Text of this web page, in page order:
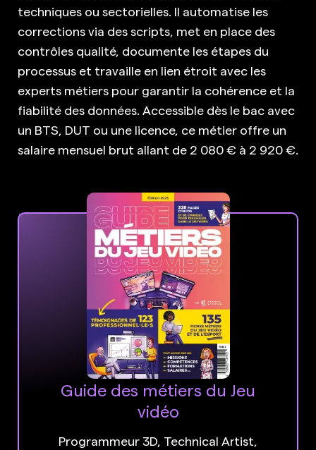
techniques ou sectorielles. Il automatise les
corrections via des scripts, met en place des
contrôles qualité, documente les étapes du
processus et travaille en lien étroit avec les
experts métiers pour garantir la cohérence et la
fiabilité des données. Accessible dès le bac avec
un BTS, DUT ou une licence, ce métier offre un
salaire mensuel brut allant de 2 080 € à 2 920 €.
Guide des métiers du Jeu
vidéo
Programmeur 3D, Technical Artist,